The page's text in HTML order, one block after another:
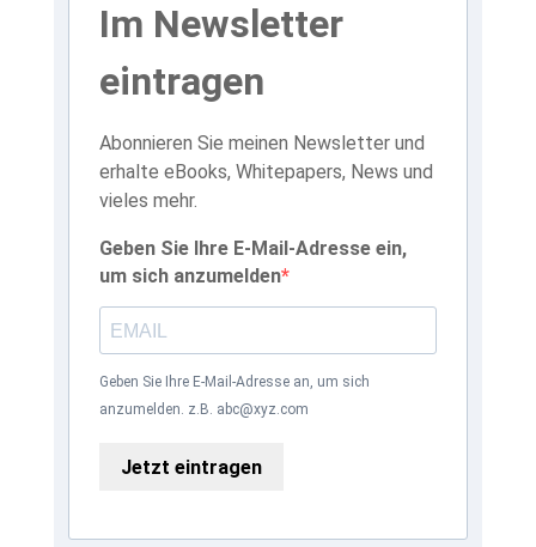
Im Newsletter
eintragen
Abonnieren Sie meinen Newsletter und
erhalte eBooks, Whitepapers, News und
vieles mehr.
Geben Sie Ihre E-Mail-Adresse ein,
um sich anzumelden
Geben Sie Ihre E-Mail-Adresse an, um sich
anzumelden. z.B. abc@xyz.com
Jetzt eintragen